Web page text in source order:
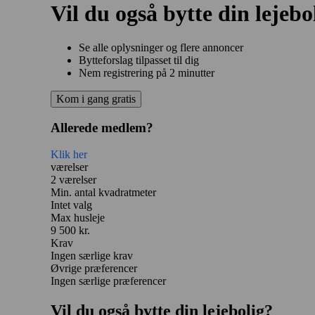
Vil du også bytte din
Se alle oplysninger og flere annoncer
Bytteforslag tilpasset til dig
Nem registrering på 2 minutter
Kom i gang gratis
Allerede medlem?
Klik her
værelser
2 værelser
Min. antal kvadratmeter
Intet valg
Max husleje
9 500 kr.
Krav
Ingen særlige krav
Øvrige præferencer
Ingen særlige præferencer
Vil du også bytte din lejebolig?